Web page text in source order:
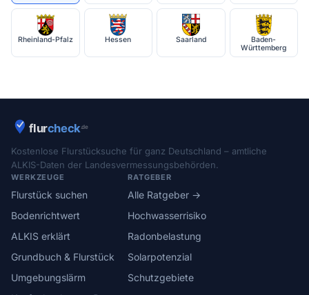
Rheinland-Pfalz Hessen Saarland
Baden-
Württemberg
Kostenlose Flurstücksuche für ganz Deutschland – amtliche
ALKIS-Daten der Landesvermessungsbehörden.
WERKZEUGE
Flurstück suchen
Bodenrichtwert
ALKIS erklärt
Grundbuch & Flurstück
Umgebungslärm
RATGEBER
Alle Ratgeber →
Hochwasserrisiko
Radonbelastung
Solarpotenzial
Schutzgebiete